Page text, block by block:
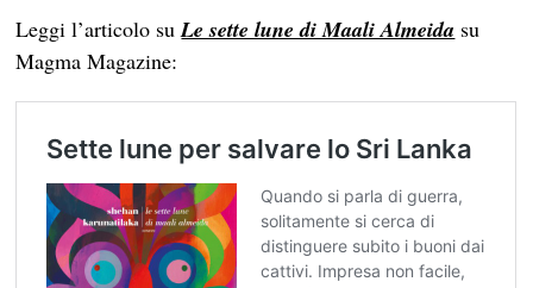
Leggi l’articolo suLe sette lune di Maali Almeida su
Magma Magazine: